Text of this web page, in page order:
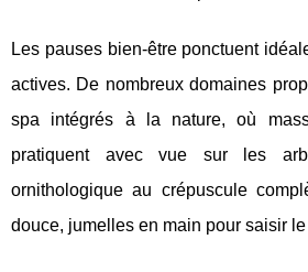
Les pauses bien-être ponctuent
actives. De nombreux domaines
spa intégrés à la nature, où
pratiquent avec vue sur les
ornithologique au crépuscule
douce, jumelles en main pour saisir